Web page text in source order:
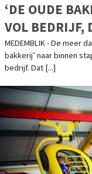
‘DE OUDE
VOL BEDRIJF,
VIA ALLE
MEDEMBLIK - De meer
bakkerij’ naar binnen
bedrijf. Dat [...]